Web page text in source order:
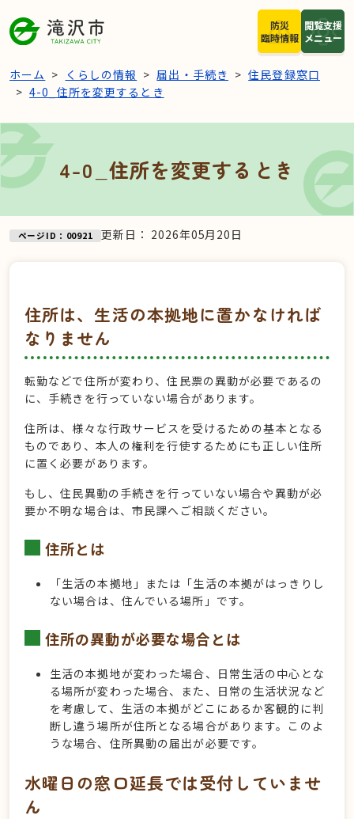
閲覧支援
メニュー
防災
臨時情報
ホーム くらしの情報 届出・手続き
住民登録窓口
4-0_住所を変更するとき
4-0_住所を変更するとき
ページID：00921 更新日： 2026年05月20日
住所は、生活の本拠地に置かなければ
なりません
転勤などで住所が変わり、住民票の異動が必要であるの
に、手続きを行っていない場合があります。
住所は、様々な行政サービスを受けるための基本となる
ものであり、本人の権利を行使するためにも正しい住所
に置く必要があります。
もし、住民異動の手続きを行っていない場合や異動が必
要か不明な場合は、市民課へご相談ください。
住所とは
「生活の本拠地」または「生活の本拠がはっきりし
ない場合は、住んでいる場所」です。
住所の異動が必要な場合とは
生活の本拠地が変わった場合、日常生活の中心とな
る場所が変わった場合、また、日常の生活状況など
を考慮して、生活の本拠がどこにあるか客観的に判
断し違う場所が住所となる場合があります。このよ
うな場合、住所異動の届出が必要です。
水曜日の窓口延長では受付していませ
ん